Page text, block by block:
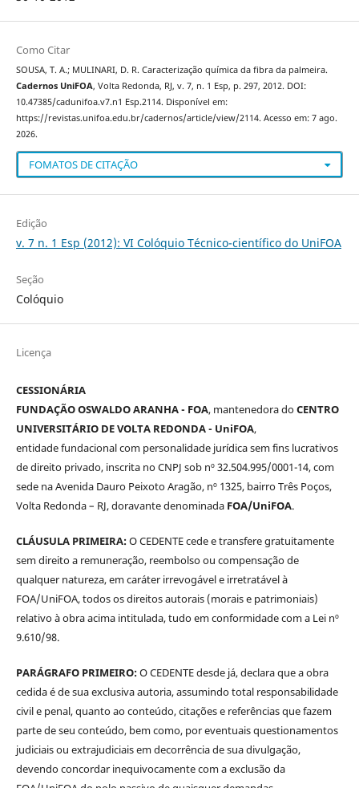
Como Citar
SOUSA, T. A.; MULINARI, D. R. Caracterização química da fibra da palmeira.
Cadernos UniFOA, Volta Redonda, RJ, v. 7, n. 1 Esp, p. 297, 2012. DOI:
10.47385/cadunifoa.v7.n1 Esp.2114. Disponível em:
https://revistas.unifoa.edu.br/cadernos/article/view/2114. Acesso em: 7 ago.
2026.
FOMATOS DE CITAÇÃO
Edição
v. 7 n. 1 Esp (2012): VI Colóquio Técnico-científico do UniFOA
Seção
Colóquio
Licença
CESSIONÁRIA
FUNDAÇÃO OSWALDO ARANHA - FOA, mantenedora doCENTRO
UNIVERSITÁRIO DE VOLTA REDONDA - UniFOA,
entidade fundacional com personalidade jurídica sem fins lucrativos
de direito privado, inscrita no CNPJ sob nº 32.504.995/0001-14, com
sede na Avenida Dauro Peixoto Aragão, nº 1325, bairro Três Poços,
Volta Redonda – RJ, doravante denominada FOA/UniFOA.
CLÁUSULA PRIMEIRA:O CEDENTE cede e transfere gratuitamente
sem direito a remuneração, reembolso ou compensação de
qualquer natureza, em caráter irrevogável e irretratável à
FOA/UniFOA, todos os direitos autorais (morais e patrimoniais)
relativo à obra acima intitulada, tudo em conformidade com a Lei nº
9.610/98.
PARÁGRAFO PRIMEIRO:O CEDENTE desde já, declara que a obra
cedida é de sua exclusiva autoria, assumindo total responsabilidade
civil e penal, quanto ao conteúdo, citações e referências que fazem
parte de seu conteúdo, bem como, por eventuais questionamentos
judiciais ou extrajudiciais em decorrência de sua divulgação,
devendo concordar inequivocamente com a exclusão da